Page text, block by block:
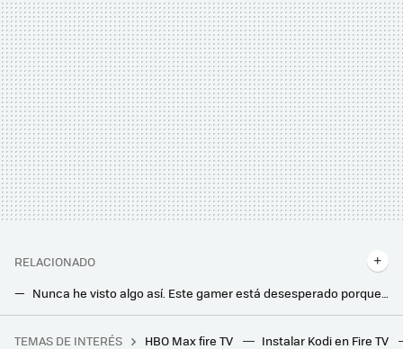
RELACIONADO
Nunca he visto algo así. Este gamer está desesperado porque no puede usar el cable LAN de su portátil
TEMAS DE INTERÉS HBO Max fire TV Instalar Kodi en Fire TV